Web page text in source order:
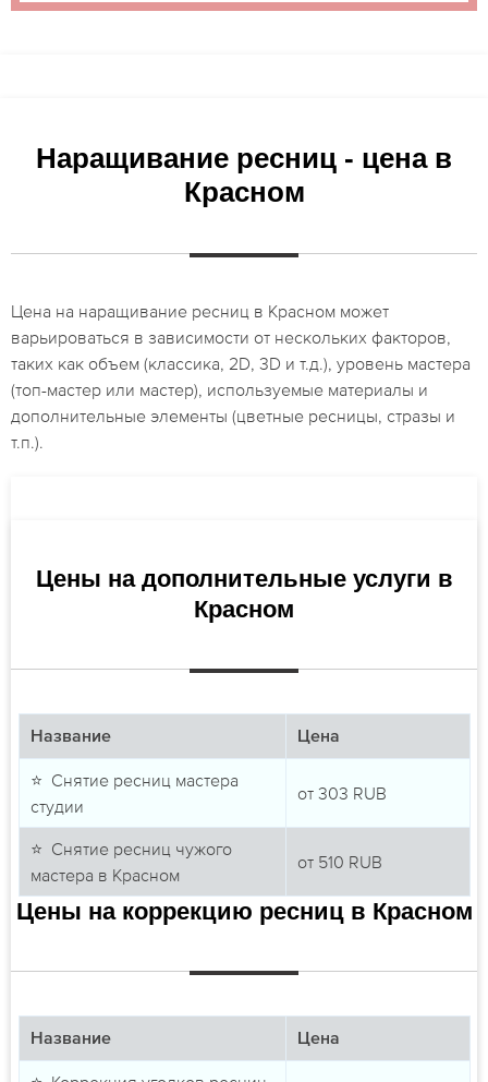
Наращивание ресниц - цена в
Красном
Цена на наращивание ресниц в Красном может
варьироваться в зависимости от нескольких факторов,
таких как объем (классика, 2D, 3D и т.д.), уровень мастера
(топ-мастер или мастер), используемые материалы и
дополнительные элементы (цветные ресницы, стразы и
т.п.).
Цены на дополнительные услуги в
Красном
Название Цена
⭐ Снятие ресниц мастера
студии
от 303 RUB
⭐ Снятие ресниц чужого
мастера в Красном
от 510 RUB
Цены на коррекцию ресниц в Красном
Название Цена